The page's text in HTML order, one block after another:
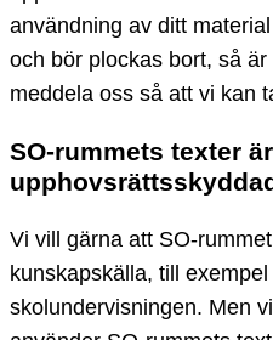
användning av ditt
och bör plockas bort, så
meddela oss så att vi kan
SO-rummets texter är
Vi vill gärna att SO-
kunskapskälla, till
skolundervisningen. Men